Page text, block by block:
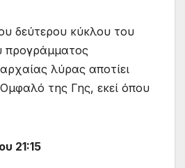
δεύτερου κύκλου του
προγράμματος
λύρας αποτίει
της Γης, εκεί όπου
21:15